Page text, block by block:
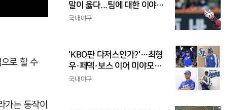
로 할 수
가는 동작이
말이 옳다...팀에 대한 이야
기, 끝까지 안 하는 게 도리
국내야구
'KBO판 다저스인가?'…최형
우·페덱·보스 이어 미야모리
까지, 삼성의 '스펙 만렙' 승부
국내야구